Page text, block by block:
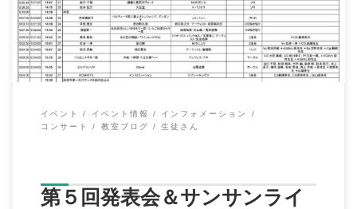
イベント イベント情報
インフォメーション
コンサート
教室ブログ 生徒さん
第５回発表会＆サンサンライ